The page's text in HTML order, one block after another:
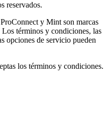
reservados.
y Mint son marcas
términos y condiciones, las
opciones de servicio pueden
los términos y condiciones.